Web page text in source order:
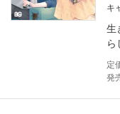
キ
生
ら
定
発